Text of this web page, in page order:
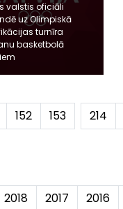
valstis oficiāli
uz Olimpiskā
turnīra
basketbolā
152 153 214
2018 2017 2016